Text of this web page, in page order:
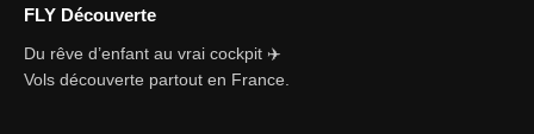
FLY Découverte
Du rêve d’enfant au vrai cockpit ✈️
Vols découverte partout en France.